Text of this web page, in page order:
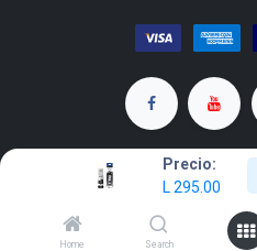
Precio:
L 295.00
Home Search Powered